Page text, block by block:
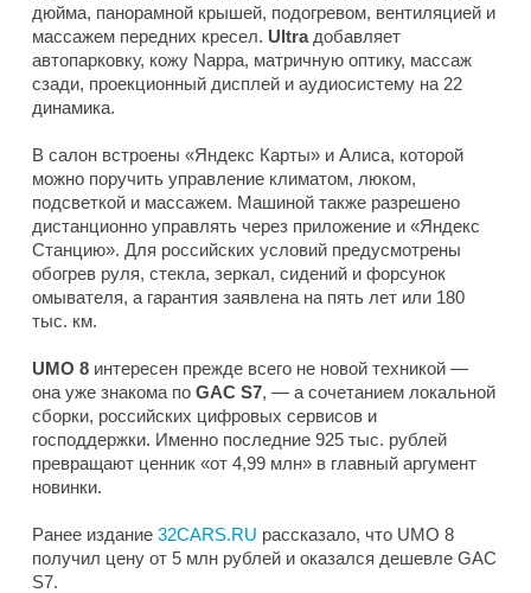
дюйма, панорамной крышей, подогревом, вентиляцией и
массажем передних кресел. Ultraдобавляет
автопарковку, кожу Nappa, матричную оптику, массаж
сзади, проекционный дисплей и аудиосистему на 22
динамика.
В салон встроены «Яндекс Карты» и Алиса, которой
можно поручить управление климатом, люком,
подсветкой и массажем. Машиной также разрешено
дистанционно управлять через приложение и «Яндекс
Станцию». Для российских условий предусмотрены
обогрев руля, стекла, зеркал, сидений и форсунок
омывателя, а гарантия заявлена на пять лет или 180
тыс. км.
UMO 8 интересен прежде всего не новой техникой —
она уже знакома по GAC S7, — а сочетанием локальной
сборки, российских цифровых сервисов и
господдержки. Именно последние 925 тыс. рублей
превращают ценник «от 4,99 млн» в главный аргумент
новинки.
Ранее издание 32CARS.RU рассказало, что UMO 8
получил цену от 5 млн рублей и оказался дешевле GAC
S7.